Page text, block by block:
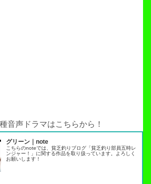
音声ドラマはこちらから！
グリーン｜note
こちらのnoteでは、貧乏釣りブログ「貧乏釣り部員五時レ
ンジャー！」に関する作品を取り扱っています。よろしく
お願いします！